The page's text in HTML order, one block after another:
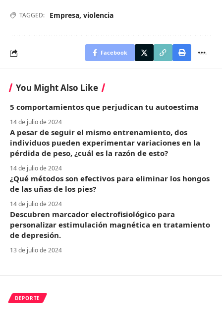
TAGGED: Empresa, violencia
Facebook
You Might Also Like
5 comportamientos que perjudican tu autoestima
14 de julio de 2024
A pesar de seguir el mismo entrenamiento, dos
individuos pueden experimentar variaciones en la
pérdida de peso, ¿cuál es la razón de esto?
14 de julio de 2024
¿Qué métodos son efectivos para eliminar los hongos
de las uñas de los pies?
14 de julio de 2024
Descubren marcador electrofisiológico para
personalizar estimulación magnética en tratamiento
de depresión.
13 de julio de 2024
DEPORTE